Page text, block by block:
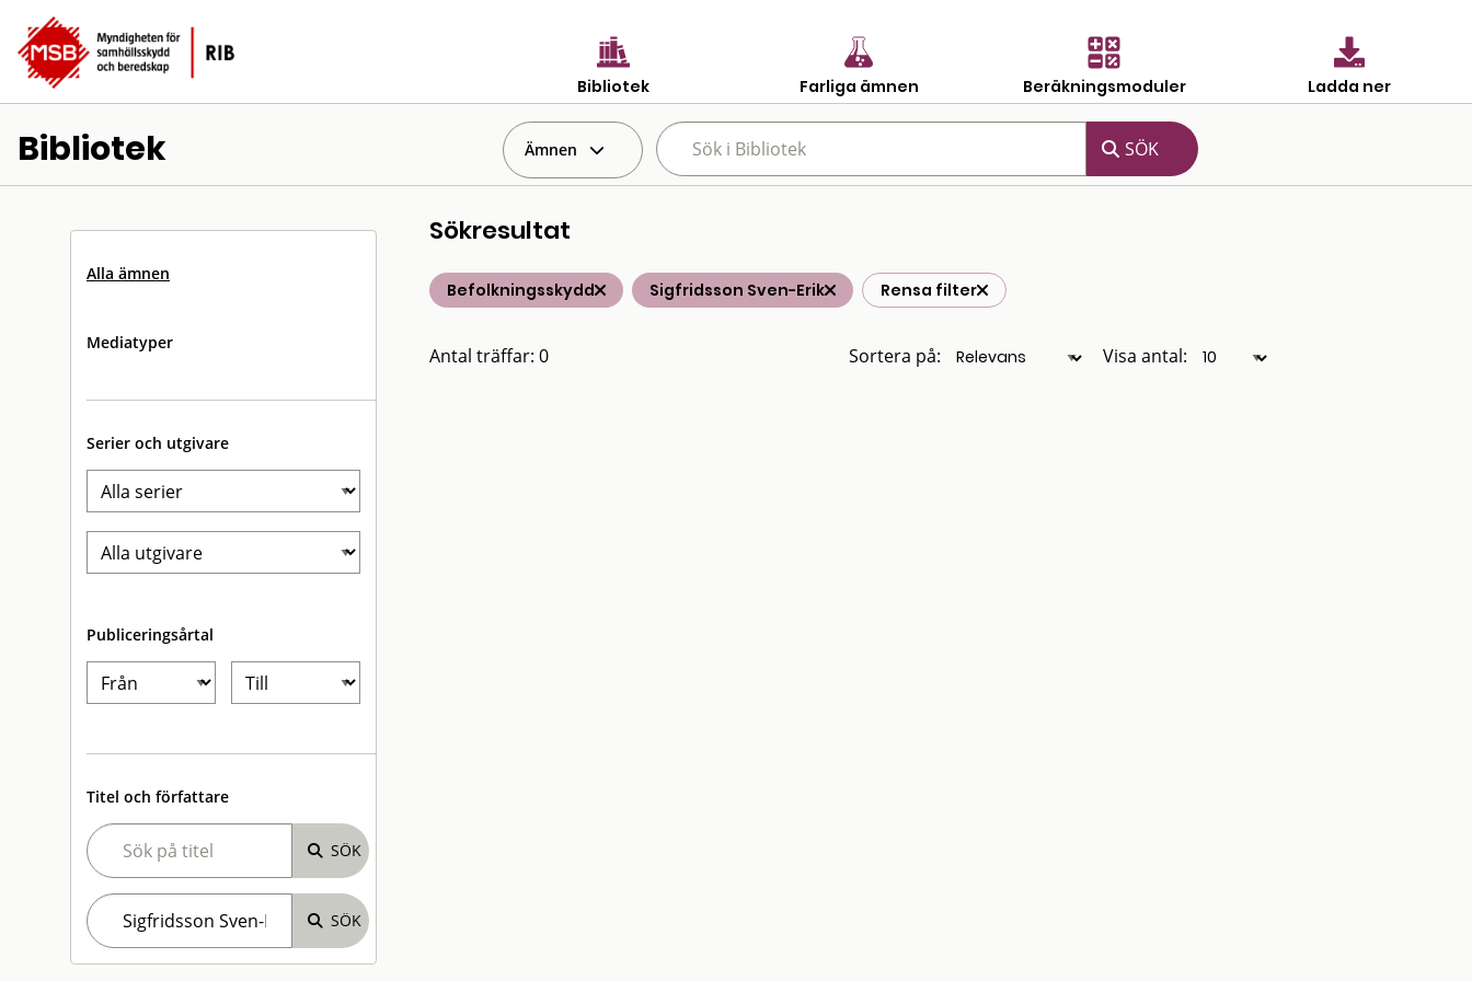
Bibliotek Farliga ämnen Beräkningsmoduler Ladda ner
Bibliotek Ämnen
Alla ämnen
Mediatyper
Serier och utgivare
Publiceringsårtal
Titel och författare
Sökresultat
Befolkningsskydd Sigfridsson Sven-Erik Rensa filter
Antal träffar: 0 Sortera på: Visa antal: